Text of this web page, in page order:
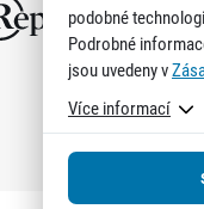
podobné
Podrobné
jsou uvedeny v
Více informací